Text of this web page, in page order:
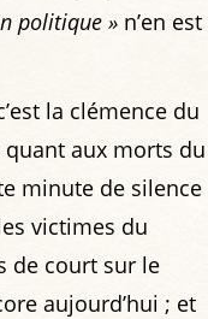
politique » n’en est
la clémence du
aux morts du
minute de silence
victimes du
de court sur le
aujourd’hui ; et